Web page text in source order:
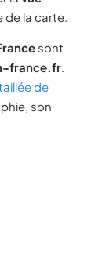
de la carte.
sont
france.fr.
de
son